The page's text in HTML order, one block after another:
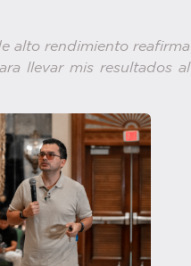
alto rendimiento reafirma
llevar mis resultados al